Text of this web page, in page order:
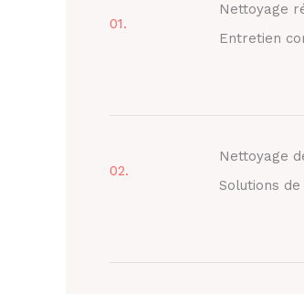
01.
Nettoyage
Entretien
02.
Nettoyage
Solutions